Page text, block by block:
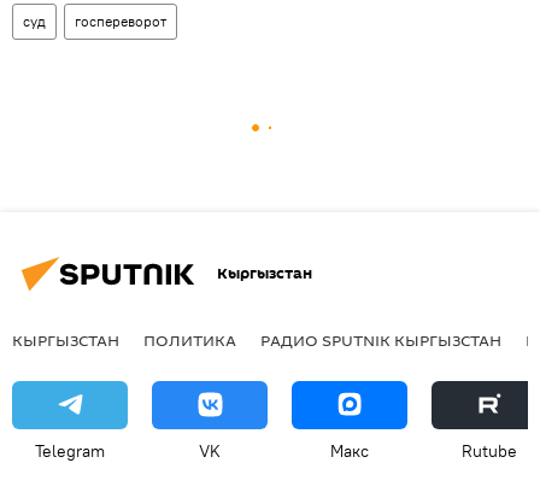
суд госпереворот
Кыргызстан
КЫРГЫЗСТАН ПОЛИТИКА РАДИО SPUTNIK КЫРГЫЗСТАН
Telegram VK Макс Rutube